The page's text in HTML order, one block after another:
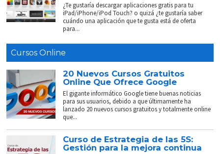
¿Te gustaría descargar aplicaciones gratis para tu
iPad/iPhone/iPod Touch? o quizá ¿te gustaría saber
cuándo una aplicación que te gusta está de oferta
para...
Cursos Online
20 Nuevos Cursos Gratuitos
Online Que Ofrece Google
El gigante informático Google tiene buenas noticias
para sus usuarios, debido a que últimamente ha
lanzado 20 nuevos cursos gratuitos y totalmente online
que...
Curso de Estrategia de las 5S:
Gestión para la mejora continua